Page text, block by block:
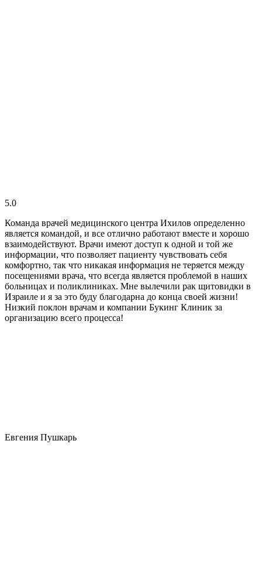
5.0
Команда врачей медицинского центра Ихилов определенно
является командой, и все отлично работают вместе и хорошо
взаимодействуют. Врачи имеют доступ к одной и той же
информации, что позволяет пациенту чувствовать себя
комфортно, так что никакая информация не теряется между
посещениями врача, что всегда является проблемой в наших
больницах и поликлиниках. Мне вылечили рак щитовидки в
Израиле и я за это буду благодарна до конца своей жизни!
Низкий поклон врачам и компании Букинг Клиник за
организацию всего процесса!
Евгения Пушкарь